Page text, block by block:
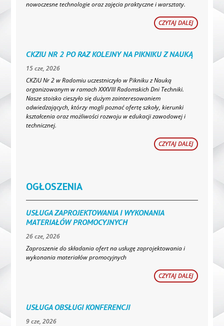
nowoczesne technologie oraz zajęcia praktyczne i warsztaty.
CZYTAJ DALEJ
CKZIU NR 2 PO RAZ KOLEJNY NA PIKNIKU Z NAUKĄ
15 cze, 2026
CKZiU Nr 2 w Radomiu uczestniczyło w Pikniku z Nauką
organizowanym w ramach XXXVIII Radomskich Dni Techniki.
Nasze stoisko cieszyło się dużym zainteresowaniem
odwiedzających, którzy mogli poznać ofertę szkoły, kierunki
kształcenia oraz możliwości rozwoju w edukacji zawodowej i
technicznej.
CZYTAJ DALEJ
OGŁOSZENIA
USŁUGA ZAPROJEKTOWANIA I WYKONANIA
MATERIAŁÓW PROMOCYJNYCH
26 cze, 2026
Zaproszenie do składania ofert na usługę zaprojektowania i
wykonania materiałów promocyjnych
CZYTAJ DALEJ
USŁUGA OBSŁUGI KONFERENCJI
9 cze, 2026